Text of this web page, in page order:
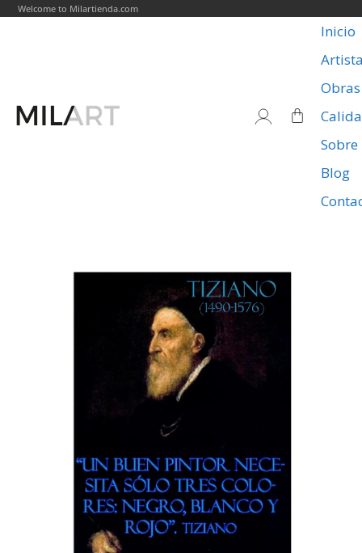
Welcome to Milartienda.com
Inicio
Obras
Blog